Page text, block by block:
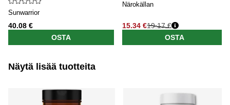
Sunwarrior
40.08 €
OSTA
Närokällan
15.34 €19.17 €
OSTA
Näytä lisää tuotteita